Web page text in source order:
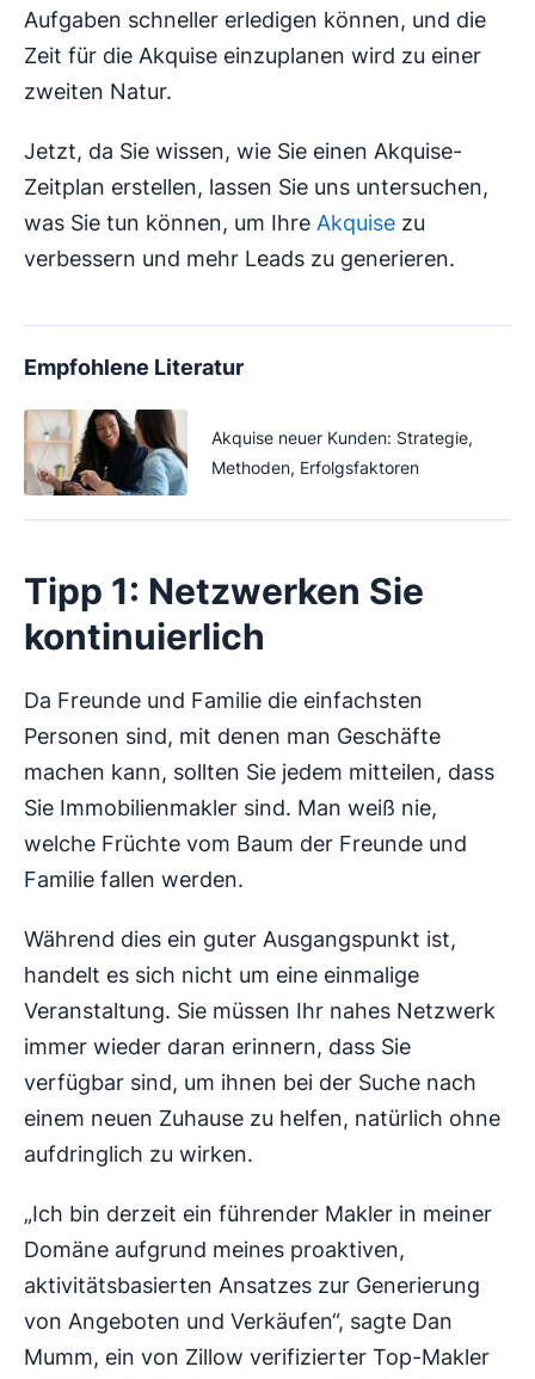
Aufgaben schneller erledigen können, und die
Zeit für die Akquise einzuplanen wird zu einer
zweiten Natur.
Jetzt, da Sie wissen, wie Sie einen Akquise-
Zeitplan erstellen, lassen Sie uns untersuchen,
was Sie tun können, um Ihre Akquise zu
verbessern und mehr Leads zu generieren.
Empfohlene Literatur
Akquise neuer Kunden: Strategie,
Methoden, Erfolgsfaktoren
Tipp 1: Netzwerken Sie
kontinuierlich
Da Freunde und Familie die einfachsten
Personen sind, mit denen man Geschäfte
machen kann, sollten Sie jedem mitteilen, dass
Sie Immobilienmakler sind. Man weiß nie,
welche Früchte vom Baum der Freunde und
Familie fallen werden.
Während dies ein guter Ausgangspunkt ist,
handelt es sich nicht um eine einmalige
Veranstaltung. Sie müssen Ihr nahes Netzwerk
immer wieder daran erinnern, dass Sie
verfügbar sind, um ihnen bei der Suche nach
einem neuen Zuhause zu helfen, natürlich ohne
aufdringlich zu wirken.
„Ich bin derzeit ein führender Makler in meiner
Domäne aufgrund meines proaktiven,
aktivitätsbasierten Ansatzes zur Generierung
von Angeboten und Verkäufen“, sagte Dan
Mumm, ein von Zillow verifizierter Top-Makler